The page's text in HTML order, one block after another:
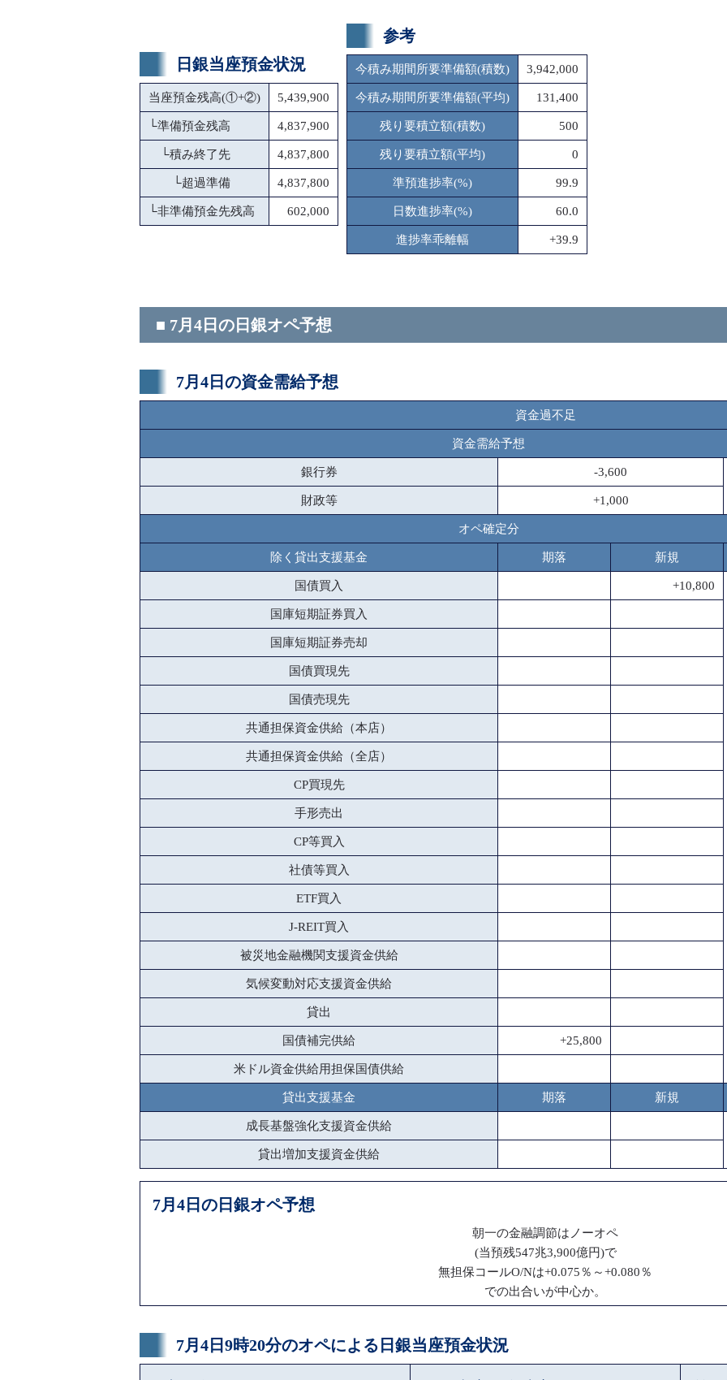
日銀当座預金状況
当座預金残高(①+②) 5,439,900
└準備預金残高 4,837,900
└積み終了先 4,837,800
└超過準備 4,837,800
└非準備預金先残高 602,000
参考
今積み期間所要準備額(積数) 3,942,000
今積み期間所要準備額(平均) 131,400
残り要積立額(積数) 500
残り要積立額(平均) 0
準預進捗率(%) 99.9
日数進捗率(%) 60.0
進捗率乖離幅 +39.9
■ 7月4日の日銀オペ予想
7月4日の資金需給予想
資金過不足
資金需給予想
銀行券 -3,600
財政等 +1,000
オペ確定分
除く貸出支援基金 期落 新規
国債買入 +10,800
国庫短期証券買入
国庫短期証券売却
国債買現先
国債売現先
共通担保資金供給（本店）
共通担保資金供給（全店）
CP買現先
手形売出
CP等買入
社債等買入
ETF買入
J-REIT買入
被災地金融機関支援資金供給
気候変動対応支援資金供給
貸出
国債補完供給 +25,800
米ドル資金供給用担保国債供給
貸出支援基金 期落 新規
成長基盤強化支援資金供給
貸出増加支援資金供給
7月4日の日銀オペ予想
朝一の金融調節はノーオペ
(当預残547兆3,900億円)で
無担保コールO/Nは+0.075％～+0.080％
での出合いが中心か。
7月4日9時20分のオペによる日銀当座預金状況